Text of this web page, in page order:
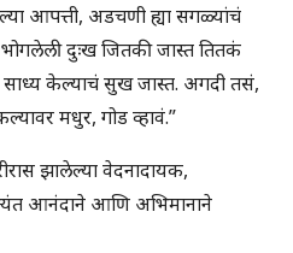
आपत्ती, अडचणी ह्या सगळ्यांचं
दुःख जितकी जास्त तितकं
केल्याचं सुख जास्त. अगदी तसं,
मधुर, गोड व्हावं.”
झालेल्या वेदनादायक,
आनंदाने आणि अभिमानाने